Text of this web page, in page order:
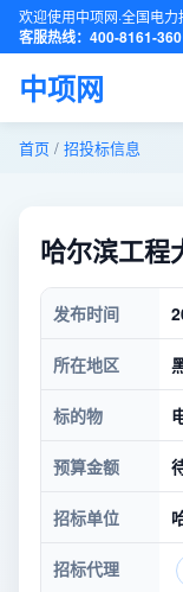
欢迎使用中项网·全国电
客服热线：400-8161-360
中项网
首页 / 招投标信息
哈尔滨工程
发布时间
所在地区
标的物
预算金额
招标单位
招标代理